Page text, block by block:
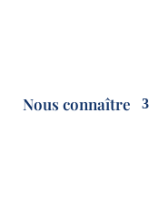
Nous connaître